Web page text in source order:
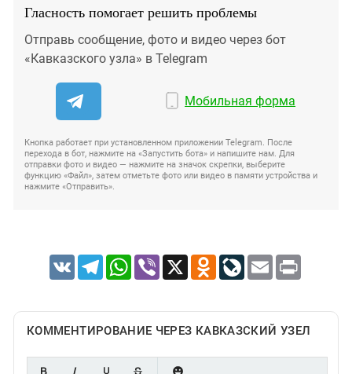
Гласность помогает решить проблемы
Отправь сообщение, фото и видео через бот
«Кавказского узла» в Telegram
Мобильная форма
Кнопка работает при установленном приложении Telegram. После
перехода в бот, нажмите на «Запустить бота» и напишите нам. Для
отправки фото и видео — нажмите на значок скрепки, выберите
функцию «Файл», затем отметьте фото или видео в памяти устройства и
нажмите «Отправить».
VK TelegramWhatsApp
Viber X Odnoklassniki
LiveJournal
Email Print
КОММЕНТИРОВАНИЕ ЧЕРЕЗ КАВКАЗСКИЙ УЗЕЛ